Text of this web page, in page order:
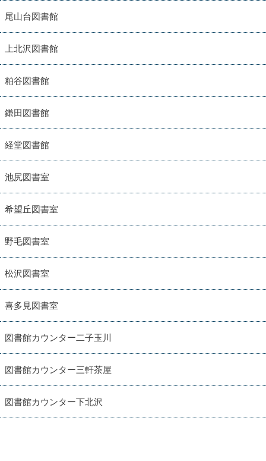
尾山台図書館
上北沢図書館
粕谷図書館
鎌田図書館
経堂図書館
池尻図書室
希望丘図書室
野毛図書室
松沢図書室
喜多見図書室
図書館カウンター二子玉川
図書館カウンター三軒茶屋
図書館カウンター下北沢